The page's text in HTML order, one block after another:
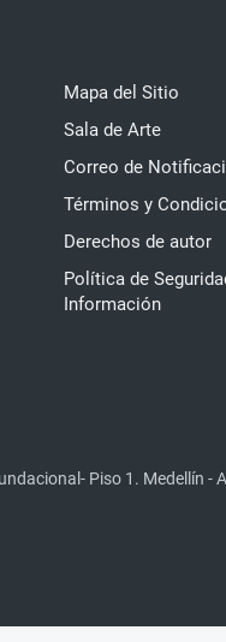
Mapa del Sitio
Sala de Arte
Correo de
Términos y
Derechos de autor
Política de
Información
Piso 1. Medellín -